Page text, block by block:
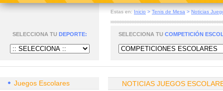
Estas en: Inicio > Tenis de Mesa > Noticias
SELECCIONA TU DEPORTE: SELECCIONA TU COMPETICIÓN
Juegos Escolares NOTICIAS JUEGOS